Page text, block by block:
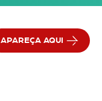
APAREÇA AQUI